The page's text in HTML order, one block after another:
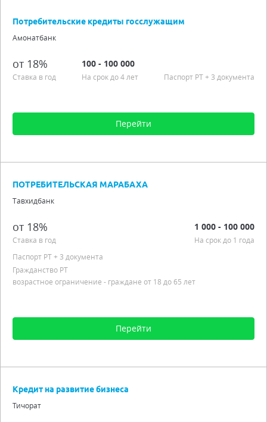
Процентная ставка от 18,00%
Аннуитетные платежи
Гражданство РТ
Подробно
Потребительские кредиты госслужащим
Амонатбанк
от 18%
Ставка в год
100 - 100 000
На срок до 4 лет Паспорт РT+ 3 документа
Перейти
Процентная ставка от 18,00%
Подробно
ПОТРЕБИТЕЛЬСКАЯ МАРАБАХА
Тавхидбанк
от 18%
Ставка в год
1 000 - 100 000
На срок до 1 года
Паспорт РT+ 3 документа
Гражданство РТ
возрастное ограничение - граждане от 18 до 65 лет
Перейти
Процентная ставка от 18,00%
Гражданство РТ
Кредит на развитие бизнеса
Тичорат